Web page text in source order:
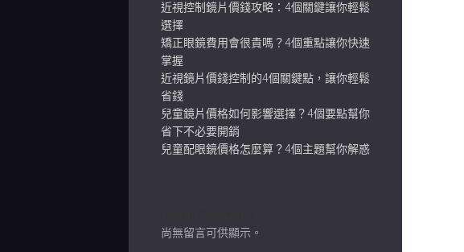
近視控制鏡片價錢攻略：4個關鍵讓你輕鬆
選擇
矯正眼鏡費用會很貴嗎？4個重點讓你快速
掌握
近視鏡片價錢控制的4個關鍵點，讓你輕鬆
省錢
兒童鏡片價格如何影響選擇？4個要點幫你
省下不必要開銷
兒童配眼鏡價格怎麼算？4個主題幫你解惑
尚無留言可供顯示。